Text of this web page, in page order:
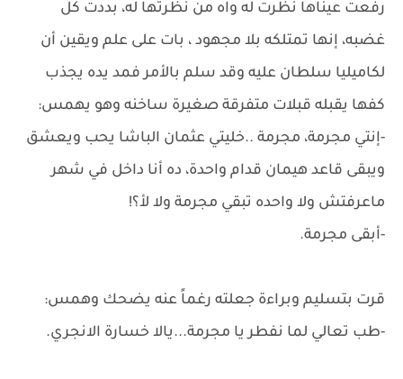
رفعت عيناها نظرت له واه من نظرتها له، بددت كل
غضبه، إنها تمتلكه بلا مجهود ، بات على علم ويقين أن
لكاميليا سلطان عليه وقد سلم بالأمر فمد يده يجذب
كفها يقبله قبلات متفرقة صغيرة ساخنه وهو يهمس:
-إنتي مجرمة، مجرمة ..خليتي عثمان الباشا يحب ويعشق
ويبقى قاعد هيمان قدام واحدة، ده أنا داخل في شهر
ماعرفتش ولا واحده تبقي مجرمة ولا لأ؟!
-أبقى مجرمة.
قرت بتسليم وبراءة جعلته رغماً عنه يضحك وهمس:
-طب تعالي لما نفطر يا مجرمة...يالا خسارة الانجري.